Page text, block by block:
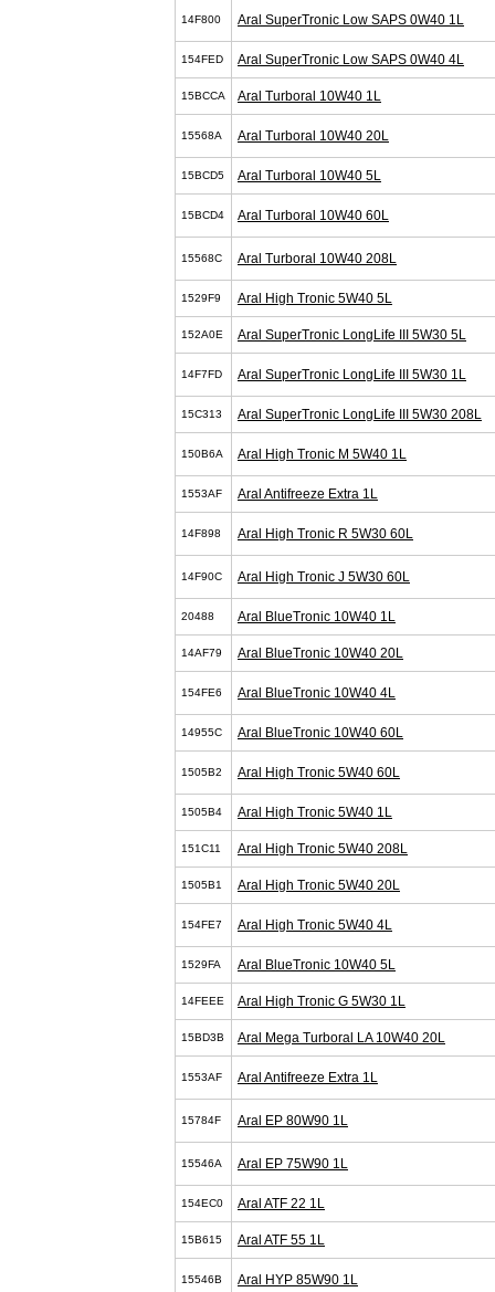
14F800 Aral SuperTronic Low SAPS 0W40 1L
154FED Aral SuperTronic Low SAPS 0W40 4L
15BCCA Aral Turboral 10W40 1L
15568A Aral Turboral 10W40 20L
15BCD5 Aral Turboral 10W40 5L
15BCD4 Aral Turboral 10W40 60L
15568C Aral Turboral 10W40 208L
1529F9 Aral High Tronic 5W40 5L
152A0E Aral SuperTronic LongLife III 5W30 5L
14F7FD Aral SuperTronic LongLife III 5W30 1L
15C313 Aral SuperTronic LongLife III 5W30 208L
150B6A Aral High Tronic M 5W40 1L
1553AF Aral Antifreeze Extra 1L
14F898 Aral High Tronic R 5W30 60L
14F90C Aral High Tronic J 5W30 60L
20488 Aral BlueTronic 10W40 1L
14AF79 Aral BlueTronic 10W40 20L
154FE6 Aral BlueTronic 10W40 4L
14955C Aral BlueTronic 10W40 60L
1505B2 Aral High Tronic 5W40 60L
1505B4 Aral High Tronic 5W40 1L
151C11 Aral High Tronic 5W40 208L
1505B1 Aral High Tronic 5W40 20L
154FE7 Aral High Tronic 5W40 4L
1529FA Aral BlueTronic 10W40 5L
14FEEE Aral High Tronic G 5W30 1L
15BD3B Aral Mega Turboral LA 10W40 20L
1553AF Aral Antifreeze Extra 1L
15784F Aral EP 80W90 1L
15546A Aral EP 75W90 1L
154EC0 Aral ATF 22 1L
15B615 Aral ATF 55 1L
15546B Aral HYP 85W90 1L